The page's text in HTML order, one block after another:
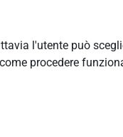
l'utente può
procedere